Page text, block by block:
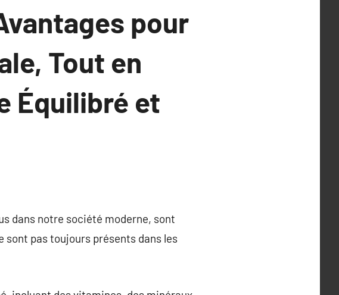
pour
Tout en
Équilibré et
dans notre société moderne, sont
sont pas toujours présents dans les